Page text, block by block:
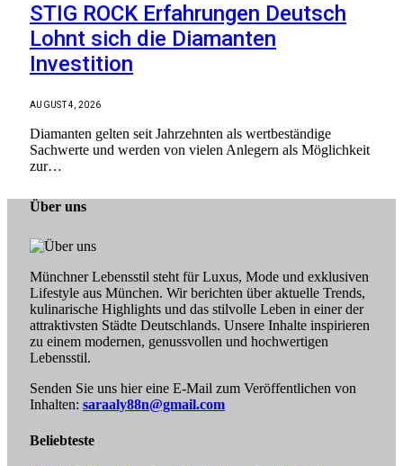
STIG ROCK Erfahrungen Deutsch
Lohnt sich die Diamanten
Investition
AUGUST 4, 2026
Diamanten gelten seit Jahrzehnten als wertbeständige
Sachwerte und werden von vielen Anlegern als Möglichkeit
zur…
Über uns
Münchner Lebensstil steht für Luxus, Mode und exklusiven
Lifestyle aus München. Wir berichten über aktuelle Trends,
kulinarische Highlights und das stilvolle Leben in einer der
attraktivsten Städte Deutschlands. Unsere Inhalte inspirieren
zu einem modernen, genussvollen und hochwertigen
Lebensstil.
Senden Sie uns hier eine E-Mail zum Veröffentlichen von
Inhalten: saraaly88n@gmail.com
Beliebteste